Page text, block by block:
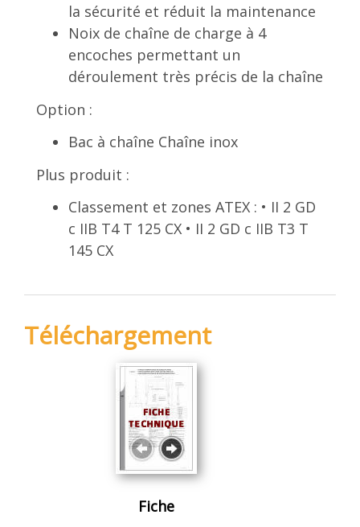
la sécurité et réduit la maintenance
Noix de chaîne de charge à 4
encoches permettant un
déroulement très précis de la chaîne
Option :
Bac à chaîne Chaîne inox
Plus produit :
Classement et zones ATEX : • II 2 GD
c IIB T4 T 125 CX • II 2 GD c IIB T3 T
145 CX
Téléchargement
Fiche